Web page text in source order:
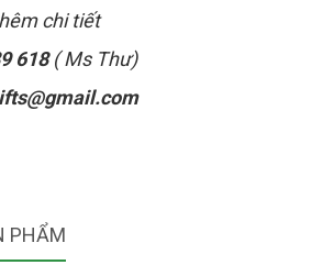
chi tiết
618( Ms Thư)
PHẨM